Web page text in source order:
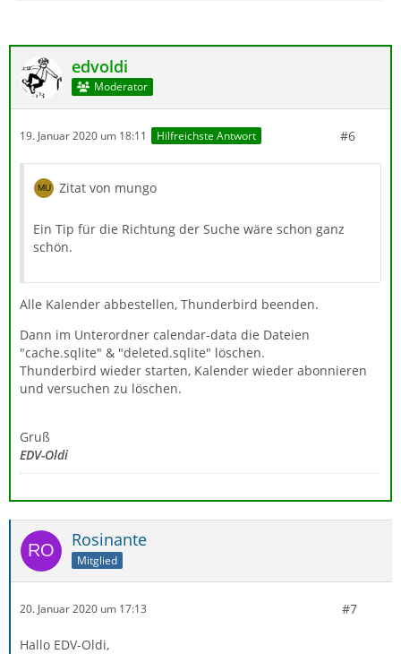
edvoldi
Moderator
19. Januar 2020 um 18:11 Hilfreichste Antwort #6
Zitat von mungo
Ein Tip für die Richtung der Suche wäre schon ganz
schön.
Alle Kalender abbestellen, Thunderbird beenden.
Dann im Unterordner calendar-data die Dateien
"cache.sqlite" & "deleted.sqlite" löschen.
Thunderbird wieder starten, Kalender wieder abonnieren
und versuchen zu löschen.
Gruß
EDV-Oldi
Rosinante
Mitglied
20. Januar 2020 um 17:13 #7
Hallo EDV-Oldi,